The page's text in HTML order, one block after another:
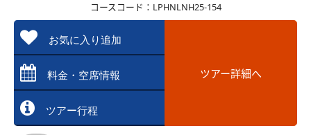
コースコード：LPHNLNH25-154
お気に入り追加
料金・空席情報
ツアー行程
ツアー詳細へ